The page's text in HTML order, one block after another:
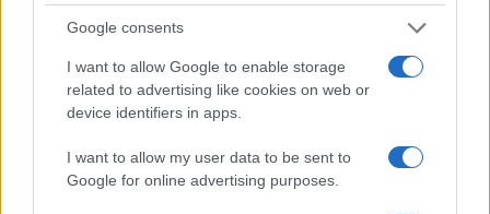
Google consents
I want to allow Google to enable storage
related to advertising like cookies on web or
device identifiers in apps.
I want to allow my user data to be sent to
Google for online advertising purposes.